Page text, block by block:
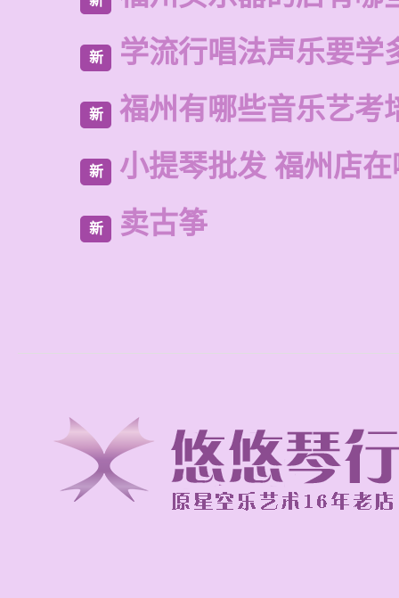
新 学流行唱法声乐要学
新 福州有哪些音乐艺考
新 小提琴批发 福州店
新 卖古筝